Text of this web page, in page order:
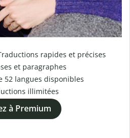
rapides et précises
et paragraphes
52 langues disponibles
illimitées
à Premium